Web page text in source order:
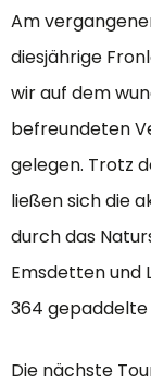
Am
diesjährige
wir auf dem
befreundeten
gelegen. Trotz
ließen sich die
durch das
Emsdetten und
364
Die nächste